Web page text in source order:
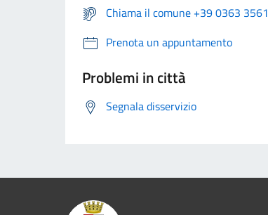
Chiama il comune +39 0363 3561
Prenota un appuntamento
Problemi in città
Segnala disservizio